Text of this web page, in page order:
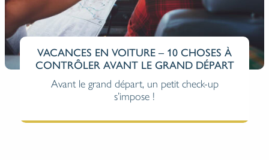
ZÉRO SINISTRE, FRANCHISE RÉDUITE :
LA FIDÉLITÉ RÉCOMPENSÉE !
Chez Aedes, nous vous proposons une
formule avec des petits et grands « + ». Et, une
sinistralité, c’est vraiment un gros « + » ! Il est